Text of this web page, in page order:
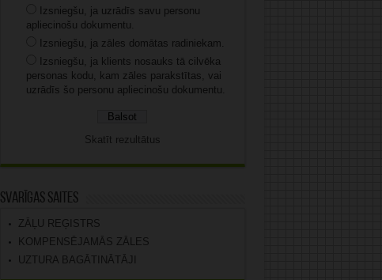
Izsniegšu, ja uzrādīs savu personu
apliecinošu dokumentu.
Izsniegšu, ja zāles domātas radiniekam.
Izsniegšu, ja klients nosauks tā cilvēka
personas kodu, kam zāles parakstītas, vai
uzrādīs šo personu apliecinošu dokumentu.
Skatīt rezultātus
Svarīgas saites
ZĀĻU REĢISTRS
KOMPENSĒJAMĀS ZĀLES
UZTURA BAGĀTINĀTĀJI